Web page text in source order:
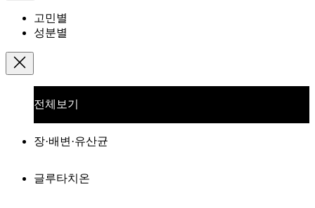
고민별
성분별
전체보기
장·배변·유산균
글루타치온